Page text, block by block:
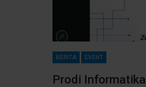
BERITA EVENT
Prodi